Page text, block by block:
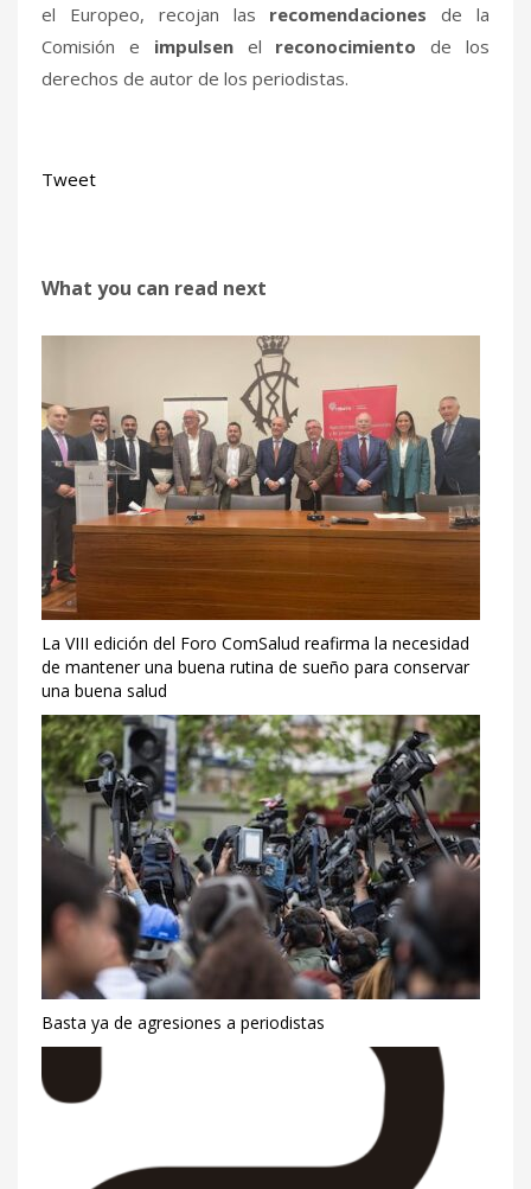
el Europeo, recojan las recomendacionesde la
Comisión e impulsen el reconocimiento de los
derechos de autor de los periodistas.
Tweet
What you can read next
La VIII edición del Foro ComSalud reafirma la necesidad
de mantener una buena rutina de sueño para conservar
una buena salud
Basta ya de agresiones a periodistas